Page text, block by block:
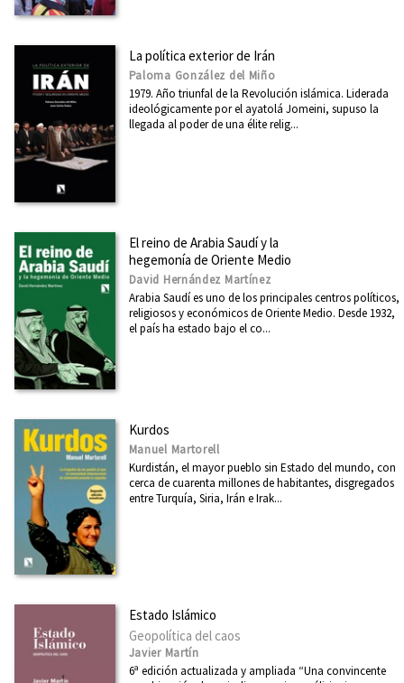
Ver todos... (66)
La política exterior de Irán
Paloma González del Miño
1979. Año triunfal de la Revolución islámica. Liderada
ideológicamente por el ayatolá Jomeini, supuso la
llegada al poder de una élite relig...
El reino de Arabia Saudí y la
hegemonía de Oriente Medio
David Hernández Martínez
Arabia Saudí es uno de los principales centros políticos,
religiosos y económicos de Oriente Medio. Desde 1932,
el país ha estado bajo el co...
Kurdos
Manuel Martorell
Kurdistán, el mayor pueblo sin Estado del mundo, con
cerca de cuarenta millones de habitantes, disgregados
entre Turquía, Siria, Irán e Irak...
Estado Islámico
Geopolítica del caos
Javier Martín
6ª edición actualizada y ampliada “Una convincente